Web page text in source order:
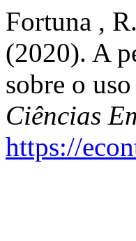
Fortuna ,
(2020). A
sobre o
Ciências
https://